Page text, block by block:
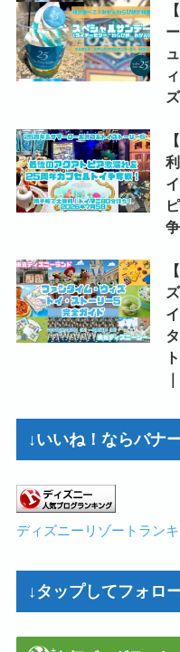
↓いいね！ならバナ
ディズニーリゾートラン
↓タップしてフォロ